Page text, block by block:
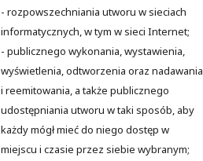
- rozpowszechniania utworu w sieciach
informatycznych, w tym w sieci Internet;
- publicznego wykonania, wystawienia,
wyświetlenia, odtworzenia oraz nadawania
i reemitowania, a także publicznego
udostępniania utworu w taki sposób, aby
każdy mógł mieć do niego dostęp w
miejscu i czasie przez siebie wybranym;